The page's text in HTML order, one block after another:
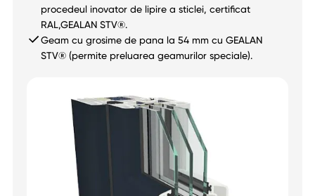
procedeul inovator de lipire a sticlei, certificat
RAL,GEALAN STV®.
Geam cu grosime de pana la 54 mm cu GEALAN
STV® (permite preluarea geamurilor speciale).